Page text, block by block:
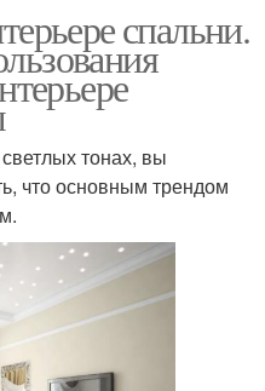
спальни.
тонах, вы
что основным трендом